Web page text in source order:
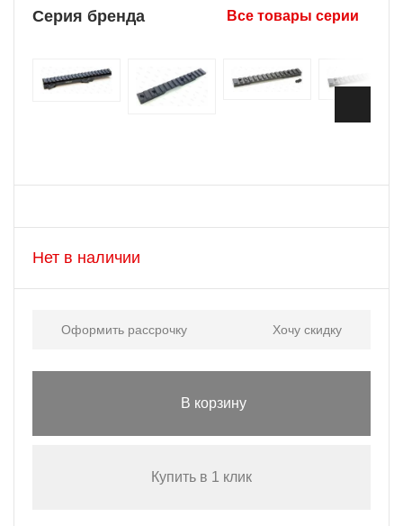
Серия бренда Все товары серии
Нет в наличии
Оформить рассрочку Хочу скидку
В корзину
Купить в 1 клик